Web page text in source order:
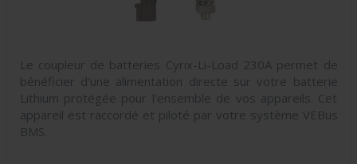
Le coupleur de batteries Cyrix-Li-Load 230A permet de
bénéficier d'une alimentation directe sur votre batterie
Lithium protégée pour l'ensemble de vos appareils. Cet
appareil est raccordé et piloté par votre système VEBus
BMS.